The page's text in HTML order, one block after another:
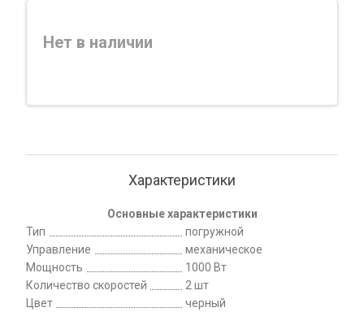
Нет в наличии
Характеристики
Основные характеристики
Тип
погружной
Управление
механическое
Мощность
1000 Вт
Количество скоростей
2 шт
Цвет
черный